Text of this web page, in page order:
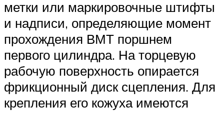
метки или маркировочные штифты
и надписи, определяющие момент
прохождения ВМТ поршнем
первого цилиндра. На торцевую
рабочую поверхность опирается
фрикционный диск сцепления. Для
крепления его кожуха имеются